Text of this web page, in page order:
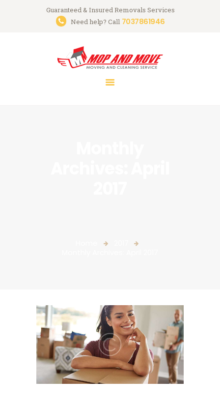
Guaranteed & Insured Removals Services
Need help? Call 7037861946
HOME